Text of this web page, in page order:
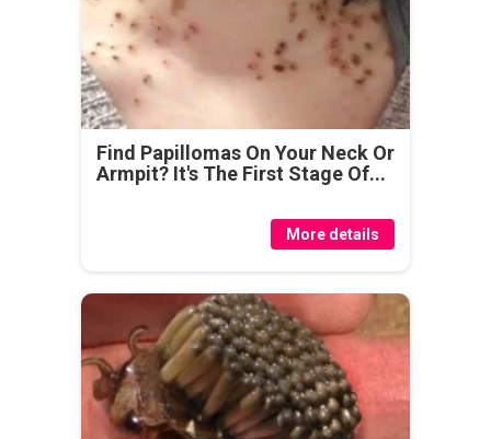
Find Papillomas On Your Neck Or
Armpit? It's The First Stage Of...
More details